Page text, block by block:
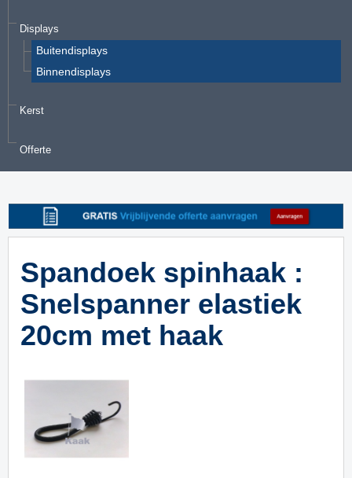
Displays
Buitendisplays
Binnendisplays
Kerst
Offerte
Spandoek spinhaak :
Snelspanner elastiek
20cm met haak